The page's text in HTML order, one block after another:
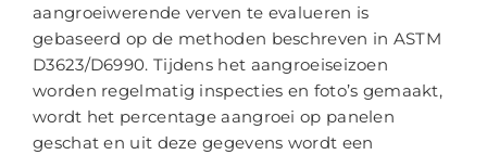
aangroeiwerende verven te evalueren is
gebaseerd op de methoden beschreven in ASTM
D3623/D6990. Tijdens het aangroeiseizoen
worden regelmatig inspecties en foto’s gemaakt,
wordt het percentage aangroei op panelen
geschat en uit deze gegevens wordt een